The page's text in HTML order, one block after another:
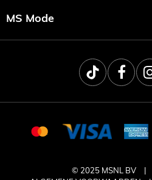
MS Mode
© 2025 MSNL BV